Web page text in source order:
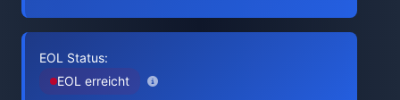
EOL Status:
EOL erreicht